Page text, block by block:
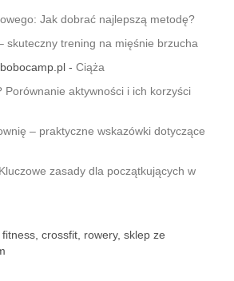
Jak dobrać najlepszą metodę?
skuteczny trening na mięśnie brzucha
- Ciąża
Porównanie aktywności i ich korzyści
– praktyczne wskazówki dotyczące
zasady dla początkujących w
crossfit, rowery, sklep ze